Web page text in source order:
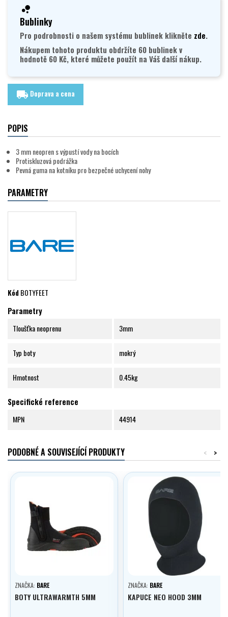
Bublinky
Pro podrobnosti o našem systému bublinek klikněte zde.
Nákupem tohoto produktu obdržíte 60 bublinek v
hodnotě 60 Kč, které můžete použít na Váš další nákup.
local_shipping Doprava a cena
POPIS
3 mm neopren s výpustí vody na bocích
Protiskluzová podrážka
Pevná guma na kotníku pro bezpečné uchycení nohy
PARAMETRY
KódBOTYFEET
Parametry
Tloušťka neoprenu 3mm
Typ boty mokrý
Hmotnost 0.45kg
Specifické reference
MPN 44914
PODOBNÉ A SOUVISEJÍCÍ PRODUKTY >
<
ZNAČKA: BARE
BOTY ULTRAWARMTH 5MM
ZNAČKA: BARE
KAPUCE NEO HOOD 3MM